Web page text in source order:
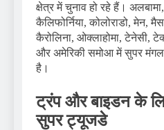
क्षेत्र में चुनाव हो रहे हैं।
कैलिफोर्निया, कोलोराडो, मेन,
कैरोलिना, ओक्लाहोमा, टेनेसी,
और अमेरिकी समोआ में सुपर
है।
ट्रंप और बाइडन के
सुपर ट्यूजडे